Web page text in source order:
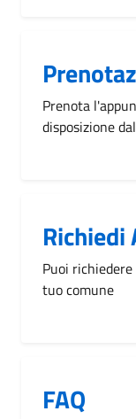
Prenota
disposizione
Richiedi
Puoi
tuo comune
FAQ